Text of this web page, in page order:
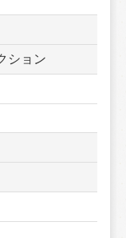
ション